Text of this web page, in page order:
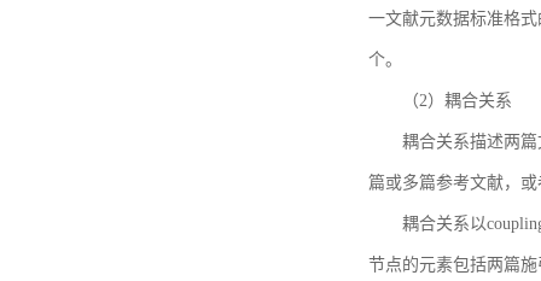
一文献元数据标准格
个。
（2）耦合关系
耦合关系描述两
篇或多篇参考文献，
耦合关系以
节点的元素包括两篇